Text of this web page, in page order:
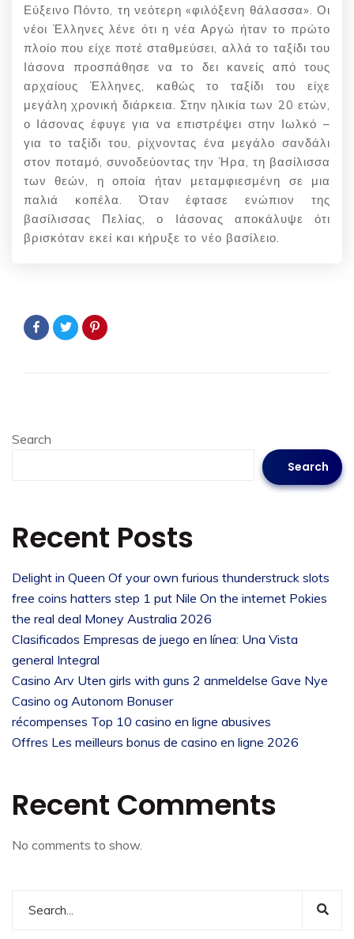
Εύξεινο Πόντο, τη νεότερη «φιλόξενη θάλασσα». Οι
νέοι Έλληνες λένε ότι η νέα Αργώ ήταν το πρώτο
πλοίο που είχε ποτέ σταθμεύσει, αλλά το ταξίδι του
Ιάσονα προσπάθησε να το δει κανείς από τους
αρχαίους Έλληνες, καθώς το ταξίδι του είχε
μεγάλη χρονική διάρκεια. Στην ηλικία των 20 ετών,
ο Ιάσονας έφυγε για να επιστρέψει στην Ιωλκό –
για το ταξίδι του, ρίχνοντας ένα μεγάλο σανδάλι
στον ποταμό, συνοδεύοντας την Ήρα, τη βασίλισσα
των θεών, η οποία ήταν μεταμφιεσμένη σε μια
παλιά κοπέλα. Όταν έφτασε ενώπιον της
βασίλισσας Πελίας, ο Ιάσονας αποκάλυψε ότι
βρισκόταν εκεί και κήρυξε το νέο βασίλειο.
Search
Search
Recent Posts
Delight in Queen Of your own furious thunderstruck slots
free coins hatters step 1 put Nile On the internet Pokies
the real deal Money Australia 2026
Clasificados Empresas de juego en línea: Una Vista
general Integral
Casino Arv Uten girls with guns 2 anmeldelse Gave Nye
Casino og Autonom Bonuser
récompenses Top 10 casino en ligne abusives
Offres Les meilleurs bonus de casino en ligne 2026
Recent Comments
No comments to show.